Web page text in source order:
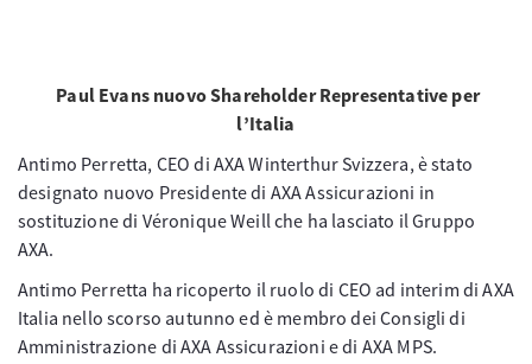
Paul Evans nuovo Shareholder Representative per
l’Italia
Antimo Perretta, CEO di AXA Winterthur Svizzera, è stato
designato nuovo Presidente di AXA Assicurazioni in
sostituzione di Véronique Weill che ha lasciato il Gruppo
AXA.
Antimo Perretta ha ricoperto il ruolo di CEO ad interim di AXA
Italia nello scorso autunno ed è membro dei Consigli di
Amministrazione di AXA Assicurazioni e di AXA MPS.